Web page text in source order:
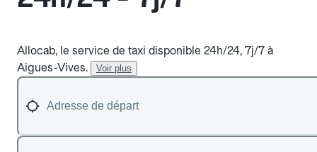
Allocab, le service de taxi disponible 24h/24, 7j/7 à
Aigues-Vives.
Voir plus